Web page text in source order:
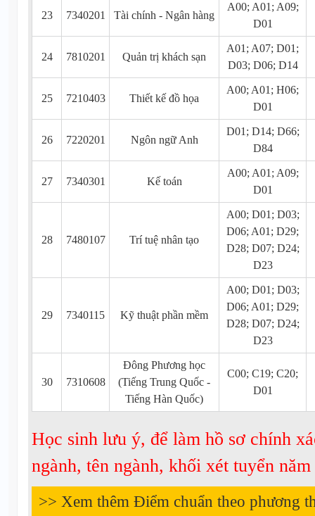
23 7340201 Tài chính - Ngân hàng
A00; A01; A09;
D01
24 7810201 Quản trị khách sạn
A01; A07; D01;
D03; D06; D14
25 7210403 Thiết kế đồ họa
A00; A01; H06;
D01
26 7220201 Ngôn ngữ Anh
D01; D14; D66;
D84
27 7340301 Kế toán
A00; A01; A09;
D01
28 7480107 Trí tuệ nhân tạo
A00; D01; D03;
D06; A01; D29;
D28; D07; D24;
D23
29 7340115 Kỹ thuật phần mềm
A00; D01; D03;
D06; A01; D29;
D28; D07; D24;
D23
30 7310608
Đông Phương học
(Tiếng Trung Quốc -
Tiếng Hàn Quốc)
C00; C19; C20;
D01
Học sinh lưu ý, để làm hồ sơ chính
ngành, tên ngành, khối xét tuyển
>> Xem thêm Điểm chuẩn theo phương